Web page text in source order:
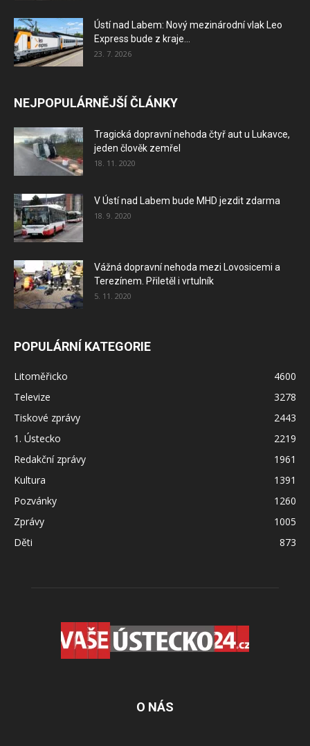
Ústí nad Labem: Nový mezinárodní vlak Leo
Express bude z kraje...
23. 7. 2026
NEJPOPULÁRNĚJŠÍ ČLÁNKY
Tragická dopravní nehoda čtyř aut u Lukavce,
jeden člověk zemřel
18. 11. 2020
V Ústí nad Labem bude MHD jezdit zdarma
18. 9. 2020
Vážná dopravní nehoda mezi Lovosicemi a
Terezínem. Přiletěl i vrtulník
5. 11. 2020
POPULÁRNÍ KATEGORIE
Litoměřicko
4600
Televize
3278
Tiskové zprávy
2443
1. Ústecko
2219
Redakční zprávy
1961
Kultura
1391
Pozvánky
1260
Zprávy
1005
Děti
873
O NÁS